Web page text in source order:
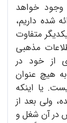
وجود خواهد
شده داریم،
متفاوت
مذهبی
از خود در
هیچ عنوان
یا اینکه
ولی بعد از
در آن شغل و